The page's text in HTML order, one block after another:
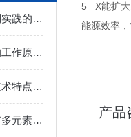
显微维氏硬度计：从原理到实践的全面解析
探索三丰显微维氏硬度计的工作原理与应用领域
金属元素分析仪光谱仪的技术特点详细介绍
金属元素分析仪光谱仪具有多元素分析能力的特点
5 X能扩大
能源效率
产品